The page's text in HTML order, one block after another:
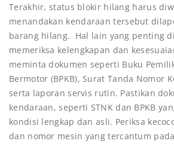
Terakhir, status blokir hilang harus
menandakan kendaraan tersebut
barang hilang. Hal lain yang penting
memeriksa kelengkapan dan
meminta dokumen seperti Buku
Bermotor (BPKB), Surat Tanda Nomor
serta laporan servis rutin. Pastikan
kendaraan, seperti STNK dan BPKB
kondisi lengkap dan asli. Periksa
dan nomor mesin yang tercantum